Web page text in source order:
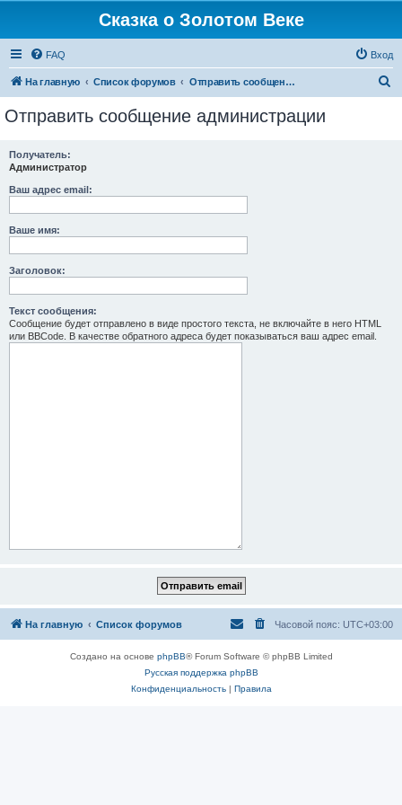
Сказка о Золотом Веке
FAQ Вход
На главную Список форумов Отправить сообщение администрации
Отправить сообщение администрации
Получатель:
Администратор
Ваш адрес email:
Ваше имя:
Заголовок:
Текст сообщения:
Сообщение будет отправлено в виде простого текста, не включайте в него HTML
или BBCode. В качестве обратного адреса будет показываться ваш адрес email.
На главную Список форумов Часовой пояс: UTC+03:00
Создано на основе phpBB® Forum Software © phpBB Limited
Русская поддержка phpBB
Конфиденциальность| Правила